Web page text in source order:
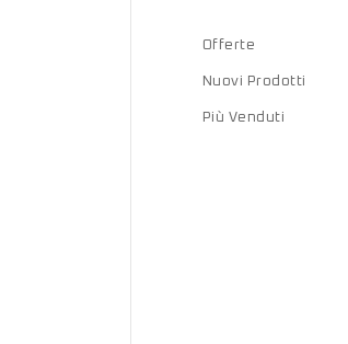
Offerte
Nuovi Prodotti
Più Venduti